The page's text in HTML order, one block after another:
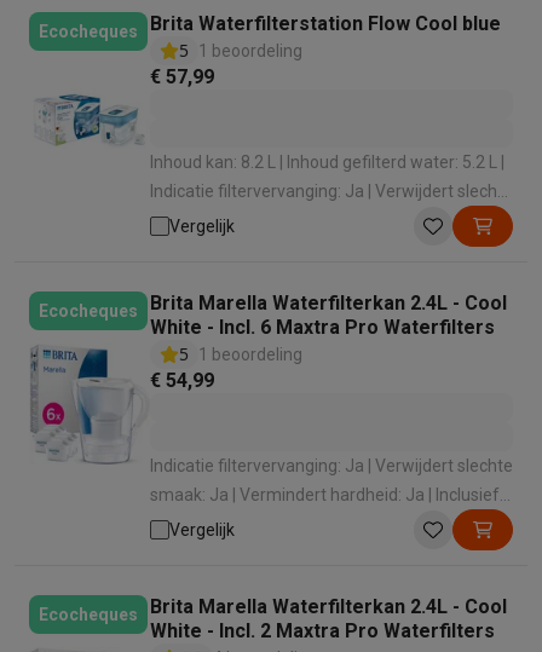
Ecocheques
Brita Waterfilterstation Flow Cool blue
5
1 beoordeling
€ 57,99
Inhoud kan: 8.2 L | Inhoud gefilterd water: 5.2 L |
Indicatie filtervervanging: Ja | Verwijdert slechte
smaak: Ja | Vermindert hardheid: Ja
Vergelijk
Ecocheques
Brita Marella Waterfilterkan 2.4L - Cool
White - Incl. 6 Maxtra Pro Waterfilters
5
1 beoordeling
€ 54,99
Indicatie filtervervanging: Ja | Verwijdert slechte
smaak: Ja | Vermindert hardheid: Ja | Inclusief
filterpatroon: Ja | Type: Waterfilterkan
Vergelijk
Ecocheques
Brita Marella Waterfilterkan 2.4L - Cool
White - Incl. 2 Maxtra Pro Waterfilters